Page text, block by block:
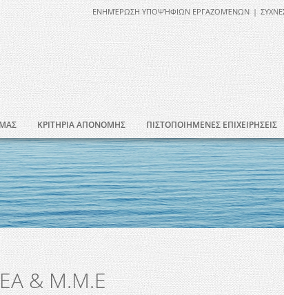
ΕΝΗΜΈΡΩΣΗ ΥΠΟΨΉΦΙΩΝ ΕΡΓΑΖΟΜΈΝΩΝ|
ΚΡΙΤΗΡΙΑ ΑΠΟΝΟΜΗΣ ΠΙΣΤΟΠΟΙΗΜΕΝΕΣ ΕΠΙΧΕΙΡΗΣΕΙΣ
& Μ.Μ.Ε